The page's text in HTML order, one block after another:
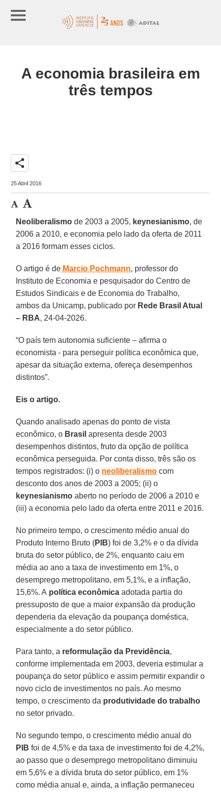
A economia brasileira em
três tempos
share
25 Abril 2016
Neoliberalismo de 2003 a 2005, keynesianismo, de
2006 a 2010, e economia pelo lado da oferta de 2011
a 2016 formam esses ciclos.
O artigo é de Marcio Pochmann, professor do
Instituto de Economia e pesquisador do Centro de
Estudos Sindicais e de Economia do Trabalho,
ambos da Unicamp, publicado por Rede Brasil Atual
– RBA, 24-04-2026.
“O país tem autonomia suficiente – afirma o
economista - para perseguir política econômica que,
apesar da situação externa, ofereça desempenhos
distintos”.
Eis o artigo.
Quando analisado apenas do ponto de vista
econômico, o Brasil apresenta desde 2003
desempenhos distintos, fruto da opção de política
econômica perseguida. Por conta disso, três são os
tempos registrados: (i) o neoliberalismo com
desconto dos anos de 2003 a 2005; (ii) o
keynesianismo aberto no período de 2006 a 2010 e
(iii) a economia pelo lado da oferta entre 2011 e 2016.
No primeiro tempo, o crescimento médio anual do
Produto Interno Bruto (PIB) foi de 3,2% e o da dívida
bruta do setor público, de 2%, enquanto caiu em
média ao ano a taxa de investimento em 1%, o
desemprego metropolitano, em 5,1%, e a inflação,
15,6%. A política econômica adotada partia do
pressuposto de que a maior expansão da produção
dependeria da elevação da poupança doméstica,
especialmente a do setor público.
Para tanto, a reformulação da Previdência,
conforme implementada em 2003, deveria estimular a
poupança do setor público e assim permitir expandir o
novo ciclo de investimentos no país. Ao mesmo
tempo, o crescimento da produtividade do trabalho
no setor privado.
No segundo tempo, o crescimento médio anual do
PIB foi de 4,5% e da taxa de investimento foi de 4,2%,
ao passo que o desemprego metropolitano diminuiu
em 5,6% e a dívida bruta do setor público, em 1%
como média anual e, ainda, a inflação permaneceu